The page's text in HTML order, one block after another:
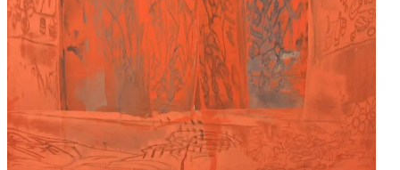
Gastro
Kaviarne
Kultúra a tradície
Kúpele
Šport a agroturistika
Školstvo
Ekonomika obchod a doprava
Košický kraj
Tipy